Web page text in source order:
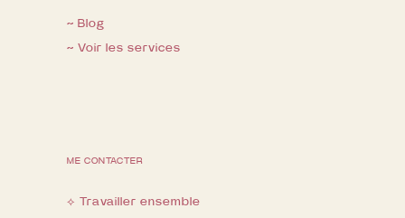
~ Blog
~ Voir les services
ME CONTACTER
⟡ Travailler ensemble